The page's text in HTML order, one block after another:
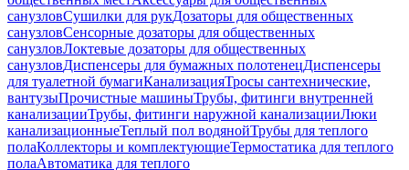
санузловСушилки для рукДозаторы для общественных
санузловСенсорные дозаторы для общественных
санузловЛоктевые дозаторы для общественных
санузловДиспенсеры для бумажных полотенецДиспенсеры
для туалетной бумагиКанализацияТросы сантехнические,
вантузыПрочистные машиныТрубы, фитинги внутренней
канализацииТрубы, фитинги наружной канализацииЛюки
канализационныеТеплый пол водянойТрубы для теплого
полаКоллекторы и комплектующиеТермостатика для теплого
полаАвтоматика для теплого